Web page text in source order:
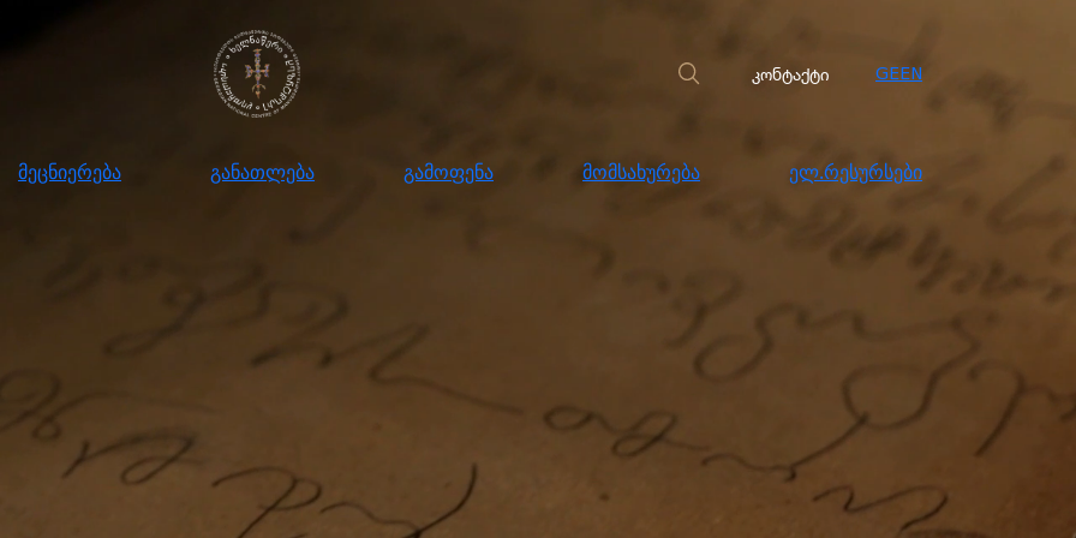
კონტაქტი GEEN
მეცნიერება განათლება გამოფენა მომსახურება ელ.რესურსები
განათლება